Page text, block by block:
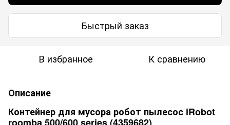
Быстрый заказ
В избранное К сравнению
Описание
Контейнер для мусора робот пылесос iRobot
roomba 500/600 series (4359682)